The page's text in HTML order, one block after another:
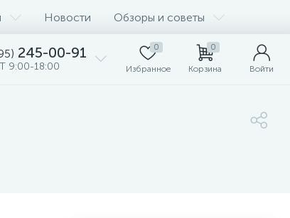
Новости Обзоры и советы
245-00-91
9:00-18:00
0
Избранное
0
Корзина Войти